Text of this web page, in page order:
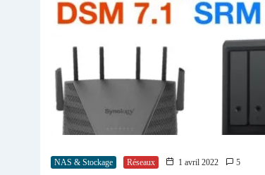
NAS & Stockage Réseaux 1 avril 2022 5